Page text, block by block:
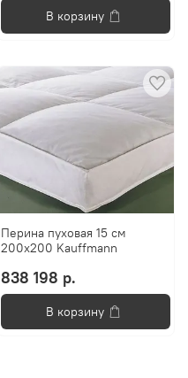
В корзину
Перина пуховая 15 см
200x200 Kauffmann
838 198 р.
В корзину